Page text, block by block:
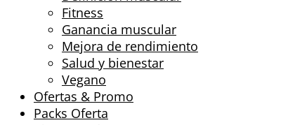
Fitness
Ganancia muscular
Mejora de rendimiento
Salud y bienestar
Vegano
Ofertas & Promo
Packs Oferta